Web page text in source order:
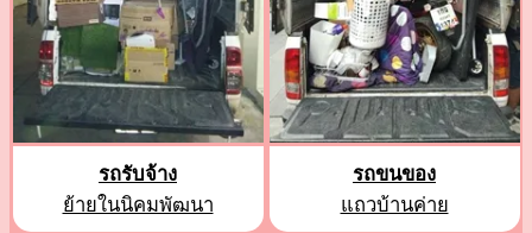
รถรับจ้าง
ย้ายในนิคมพัฒนา
รถขนของ
แถวบ้านค่าย